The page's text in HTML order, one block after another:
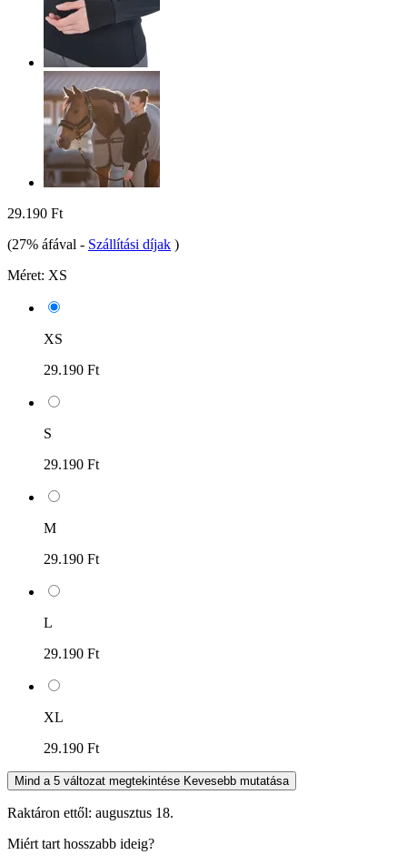
29.190 Ft
(27% áfával - Szállítási díjak )
Méret: XS
XS
29.190 Ft
S
29.190 Ft
M
29.190 Ft
L
29.190 Ft
XL
29.190 Ft
Mind a 5 változat megtekintése Kevesebb mutatása
Raktáron ettől: augusztus 18.
Miért tart hosszabb ideig?